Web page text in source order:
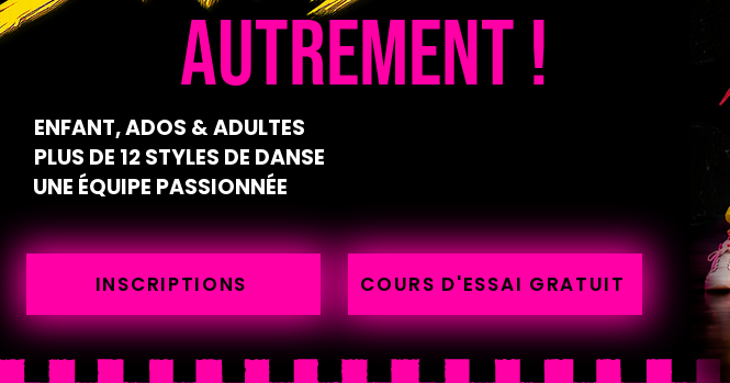
ENFANT, ADOS & ADULTES
PLUS DE 12 STYLES DE DANSE
UNE ÉQUIPE PASSIONNÉE
AUTREMENT !
INSCRIPTIONS COURS D'ESSAI GRATUIT